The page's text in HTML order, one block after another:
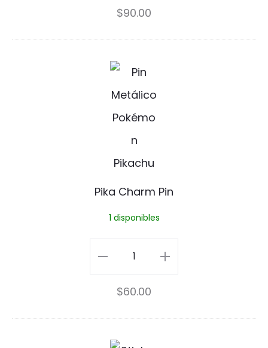
$90.00
P
i
k
a
C
r
P
i
n
Pika Charm Pin
1 disponibles
Pika
Charm
cantidad
$60.00
S